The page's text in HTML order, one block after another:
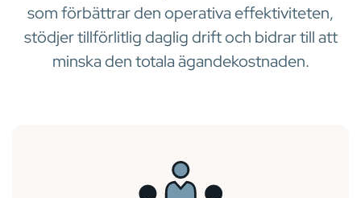
som förbättrar den operativa effektiviteten,
stödjer tillförlitlig daglig drift och bidrar till att
minska den totala ägandekostnaden.